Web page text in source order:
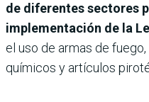
de diferentes sectores
implementación de la
el uso de armas de
químicos y artículos